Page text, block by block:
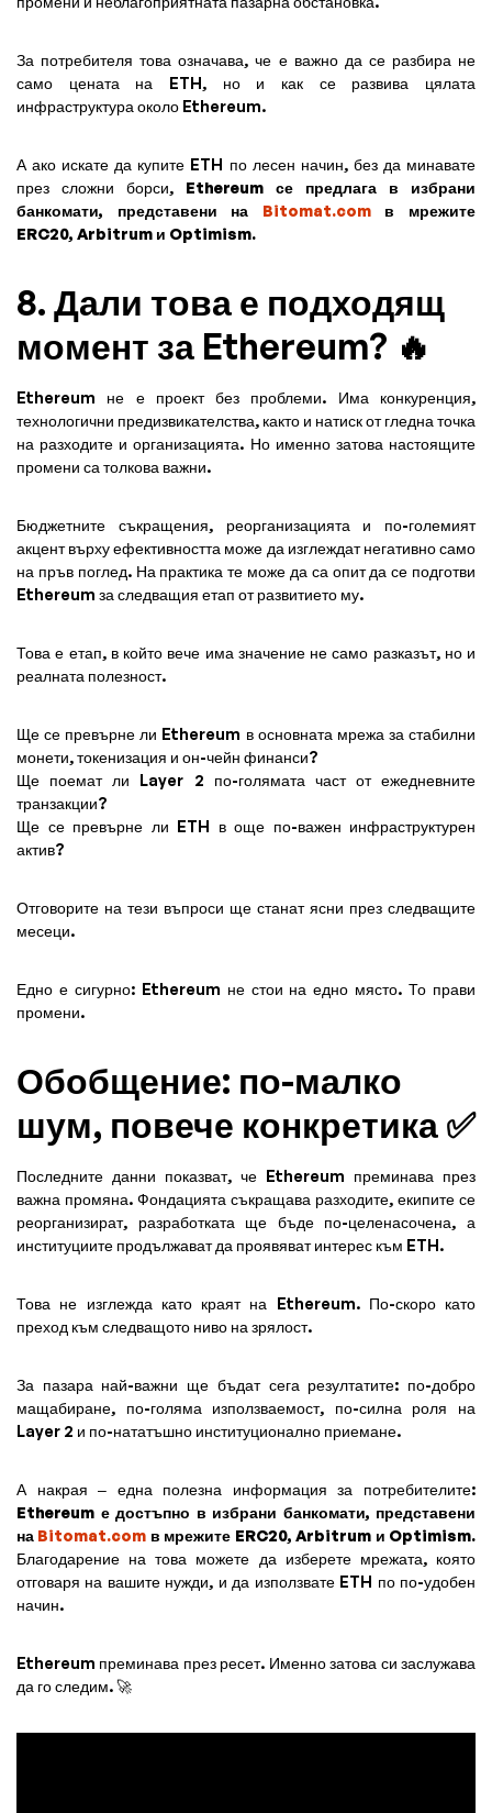
За потребителя това означава, че е важно да се разбира не
само цената на ETH, но и как се развива цялата
инфраструктура около Ethereum.
А ако искате да купите ETH по лесен начин, без да минавате
през сложни борси, Ethereum се предлага в избрани
банкомати, представени на Bitomat.comв мрежите
ERC20, Arbitrum и Optimism.
8. Дали това е подходящ
момент за Ethereum? 🔥
Ethereum не е проект без проблеми. Има конкуренция,
технологични предизвикателства, както и натиск от гледна точка
на разходите и организацията. Но именно затова настоящите
промени са толкова важни.
Бюджетните съкращения, реорганизацията и по-големият
акцент върху ефективността може да изглеждат негативно само
на пръв поглед. На практика те може да са опит да се подготви
Ethereum за следващия етап от развитието му.
Това е етап, в който вече има значение не само разказът, но и
реалната полезност.
Ще се превърне ли Ethereum в основната мрежа за стабилни
монети, токенизация и он-чейн финанси?
Ще поемат ли Layer 2 по-голямата част от ежедневните
транзакции?
Ще се превърне ли ETH в още по-важен инфраструктурен
актив?
Отговорите на тези въпроси ще станат ясни през следващите
месеци.
Едно е сигурно: Ethereum не стои на едно място. То прави
промени.
Обобщение: по-малко
шум, повече конкретика ✅
Последните данни показват, че Ethereum преминава през
важна промяна. Фондацията съкращава разходите, екипите се
реорганизират, разработката ще бъде по-целенасочена, а
институциите продължават да проявяват интерес към ETH.
Това не изглежда като краят на Ethereum. По-скоро като
преход към следващото ниво на зрялост.
За пазара най-важни ще бъдат сега резултатите: по-добро
мащабиране, по-голяма използваемост, по-силна роля на
Layer 2 и по-нататъшно институционално приемане.
А накрая – една полезна информация за потребителите:
Ethereum е достъпно в избрани банкомати, представени
на Bitomat.com в мрежите ERC20, Arbitrum и Optimism.
Благодарение на това можете да изберете мрежата, която
отговаря на вашите нужди, и да използвате ETH по по-удобен
начин.
Ethereum преминава през ресет. Именно затова си заслужава
да го следим. 🚀